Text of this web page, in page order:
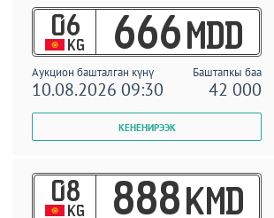
06
KG 666 MDD
Аукцион башталган күнү Баштапкы баа
10.08.2026 09:30 42 000
08
KG 888 KMD